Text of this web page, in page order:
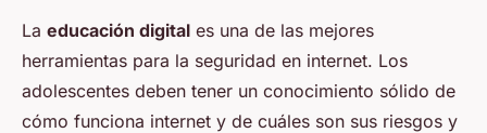
La educación digital es una de las mejores
herramientas para la seguridad en internet. Los
adolescentes deben tener un conocimiento sólido de
cómo funciona internet y de cuáles son sus riesgos y